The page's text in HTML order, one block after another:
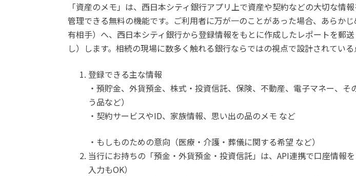
「資産のメモ」は、西日本シティ銀行アプリ上で資産や契約などの大切な情
管理できる無料の機能です。ご利用者に万が一のことがあった場合、あらか
有相手）へ、西日本シティ銀行から登録情報をもとに作成したレポートを郵
し）します。相続の現場に数多く触れる銀行ならではの視点で設計されている
登録できる主な情報
・預貯金、外貨預金、株式・投資信託、保険、不動産、電子マネー、そ
う品など）
・契約サービスやID、家族情報、思い出の品のメモ など
・もしものための意向（医療・介護・葬儀に関する希望 など）
当行にお持ちの「預金・外貨預金・投資信託」は、API連携で口座情報
入力もOK）